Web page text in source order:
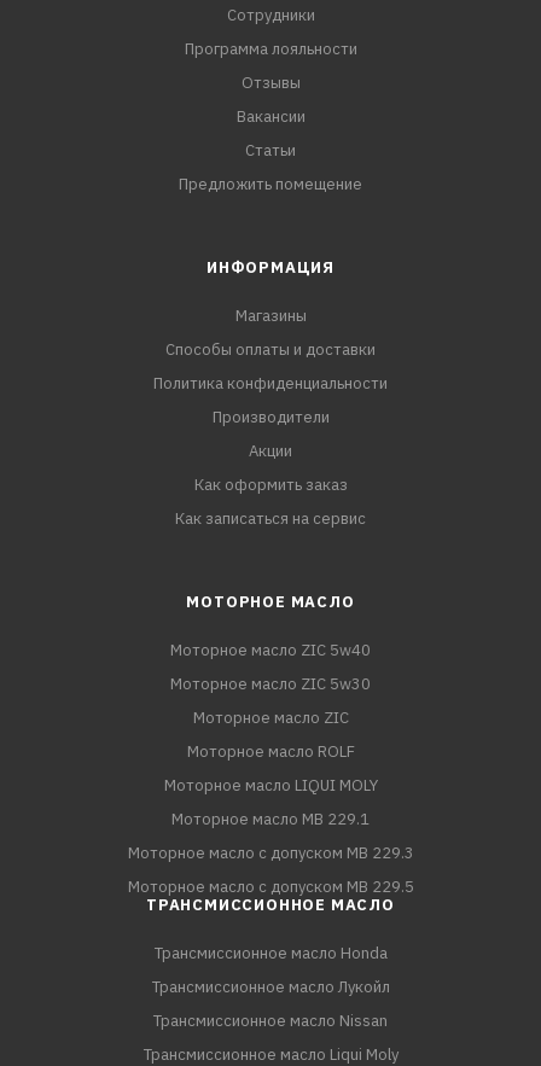
Сотрудники
Программа лояльности
Отзывы
Вакансии
Статьи
Предложить помещение
ИНФОРМАЦИЯ
Магазины
Способы оплаты и доставки
Политика конфиденциальности
Производители
Акции
Как оформить заказ
Как записаться на сервис
МОТОРНОЕ МАСЛО
Моторное масло ZIC 5w40
Моторное масло ZIC 5w30
Моторное масло ZIC
Моторное масло ROLF
Моторное масло LIQUI MOLY
Моторное масло MB 229.1
Моторное масло с допуском MB 229.3
Моторное масло с допуском MB 229.5
ТРАНСМИССИОННОЕ МАСЛО
Трансмиссионное масло Honda
Трансмиссионное масло Лукойл
Трансмиссионное масло Nissan
Трансмиссионное масло Liqui Moly